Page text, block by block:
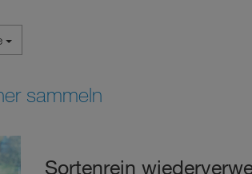
sammeln
Sortenrein